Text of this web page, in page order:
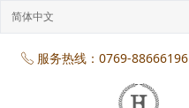
简体中文
首页
企业介绍
ꂅ 服务热线：0769-88666196